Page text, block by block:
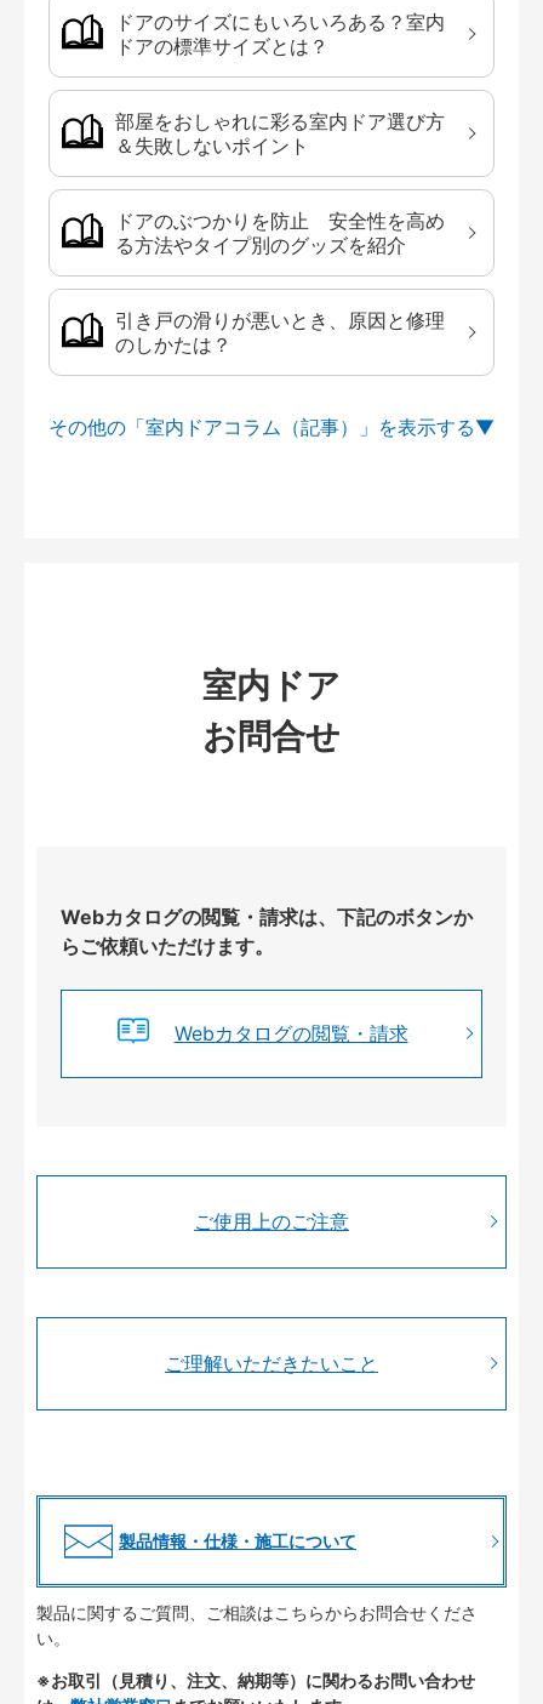
ドアのサイズにもいろいろある？室内
ドアの標準サイズとは？
部屋をおしゃれに彩る室内ドア選び方
＆失敗しないポイント
ドアのぶつかりを防止 安全性を高め
る方法やタイプ別のグッズを紹介
引き戸の滑りが悪いとき、原因と修理
のしかたは？
その他の「室内ドアコラム（記事）」を
室内ドア
お問合せ
Webカタログの閲覧・請求は、下記のボタンか
らご依頼いただけます。
Webカタログの閲覧・請求
ご使用上のご注意
ご理解いただきたいこと
製品情報・仕様・施工について
製品に関するご質問、ご相談はこちらからお問合せくださ
い。
※お取引（見積り、注文、納期等）に関わるお問い合わせ